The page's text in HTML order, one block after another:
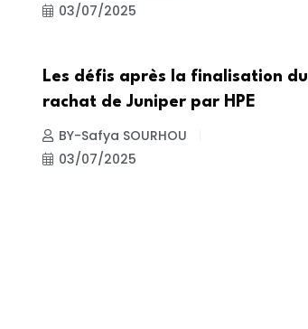
03/07/2025
Les défis après la finalisation du
rachat de Juniper par HPE
BY-Safya SOURHOU
03/07/2025